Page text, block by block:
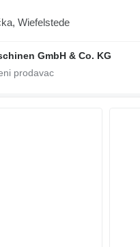
Wiefelstede
GmbH & Co. KG